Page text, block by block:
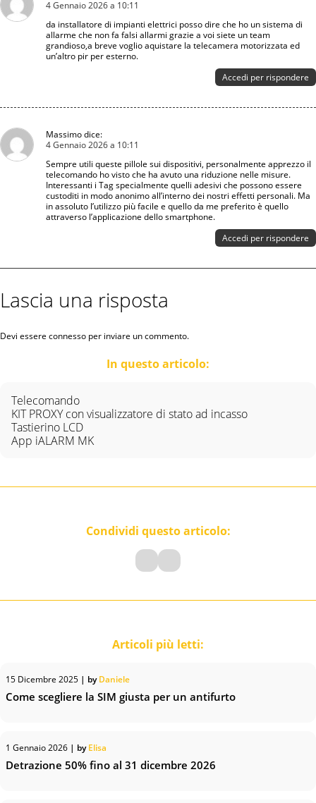
4 Gennaio 2026 a 10:11
da installatore di impianti elettrici posso dire che ho un sistema di
allarme che non fa falsi allarmi grazie a voi siete un team
grandioso,a breve voglio aquistare la telecamera motorizzata ed
un’altro pir per esterno.
Accedi per rispondere
Massimodice:
4 Gennaio 2026 a 10:11
Sempre utili queste pillole sui dispositivi, personalmente apprezzo il
telecomando ho visto che ha avuto una riduzione nelle misure.
Interessanti i Tag specialmente quelli adesivi che possono essere
custoditi in modo anonimo all’interno dei nostri effetti personali. Ma
in assoluto l’utilizzo più facile e quello da me preferito è quello
attraverso l’applicazione dello smartphone.
Accedi per rispondere
Lascia una risposta
Devi essere connesso per inviare un commento.
In questo articolo:
Telecomando
KIT PROXY con visualizzatore di stato ad incasso
Tastierino LCD
App iALARM MK
Condividi questo articolo:
Articoli più letti:
15 Dicembre 2025 | byDaniele
Come scegliere la SIM giusta per un antifurto
1 Gennaio 2026 | byElisa
Detrazione 50% fino al 31 dicembre 2026